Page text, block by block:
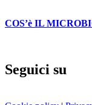
COS’è IL
Seguici su